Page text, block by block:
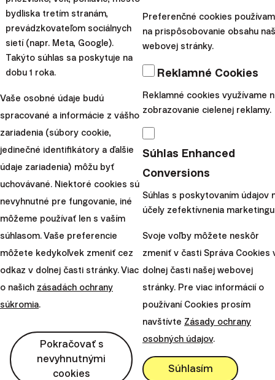
generáciu budúcich dôchodcov.
Aj tento trend vnímame pozitívne, keďže sa
primárne sústredíme na strednodobé a dlhodobé
budovanie majetku inteligentných investorov.
bydliska tretím stranám,
prevádzkovateľom sociálnych
sietí (napr. Meta, Google).
Takýto súhlas sa poskytuje na
dobu 1 roka.
Vaše osobné údaje budú
spracované a informácie z vášho
zariadenia (súbory cookie,
jedinečné identifikátory a ďalšie
údaje zariadenia) môžu byť
uchovávané. Niektoré cookies sú
nevyhnutné pre fungovanie, iné
môžeme používať len s vaším
súhlasom. Vaše preferencie
môžete kedykoľvek zmeniť cez
odkaz v dolnej časti stránky. Viac
o našich zásadách ochrany
súkromia.
Pokračovať s
nevyhnutnými
cookies
Preferenčné cookies
na prispôsobovanie obsahu
webovej stránky.
Reklamné Cookies
Reklamné cookies využívame
zobrazovanie cielenej reklamy.
Súhlas Enhanced
Conversions
Súhlas s poskytovaním údajov
účely zefektívnenia
Svoje voľby môžete neskôr
zmeniť v časti Správa Cookies
dolnej časti našej webovej
stránky. Pre viac informácií o
používaní Cookies prosím
navštívte Zásady ochrany
osobných údajov.
Súhlasím